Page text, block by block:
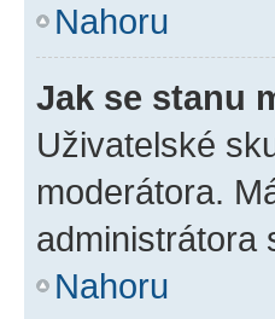
Nahoru
Jak se stanu
Uživatelské
moderátora.
administrátora
Nahoru